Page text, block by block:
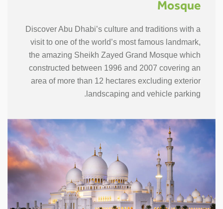
Mosque
Discover Abu Dhabi’s culture and traditions with a
visit to one of the world’s most famous landmark,
the amazing Sheikh Zayed Grand Mosque which
constructed between 1996 and 2007 covering an
area of more than 12 hectares excluding exterior
landscaping and vehicle parking.